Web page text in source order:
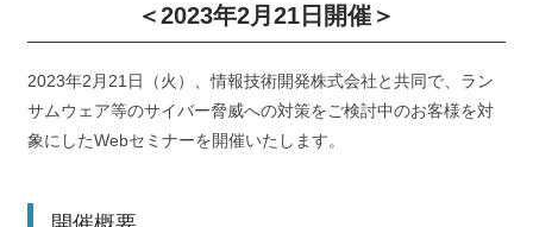
＜2023年2月21日開催＞
2023年2月21日（火）、情報技術開発株式会社と共同で、ラン
サムウェア等のサイバー脅威への対策をご検討中のお客様を対
象にしたWebセミナーを開催いたします。